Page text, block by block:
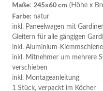
Maße: 245x60 cm (Höhe x
Farbe: natur
inkl. Paneelwagen mit
Gleitern für alle gängigen
inkl. Aluminium-
inkl. Mitnehmer um mehrere
verschieben
inkl. Montageanleitung
1 Stück, verpackt im Köcher